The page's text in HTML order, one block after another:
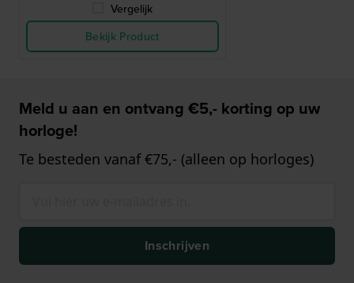
Vergelijk
Bekijk Product
Meld u aan en ontvang €5,- korting op uw
horloge!
Te besteden vanaf €75,- (alleen op horloges)
Inschrijven